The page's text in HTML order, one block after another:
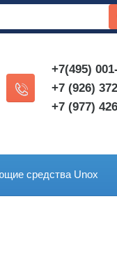
+7(495)
+7 (926)
+7 (977)
средства Unox